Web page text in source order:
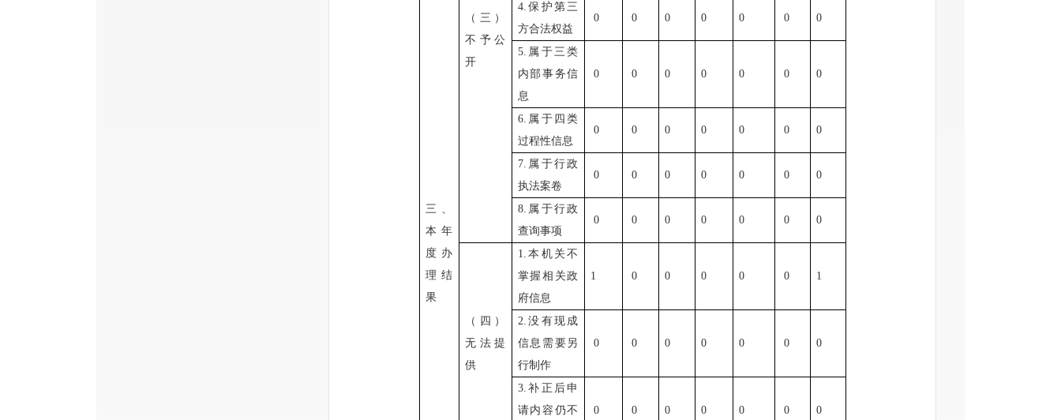
三、
本年
度办
理结
果
（三）
不予公
开
4. 保护第三
方合法权益
0 0 0 0 0 0 0
5. 属于三类
内部事务信
息
0 0 0 0 0 0 0
6. 属于四类
过程性信息
0 0 0 0 0 0 0
7. 属于行政
执法案卷
0 0 0 0 0 0 0
8. 属于行政
查询事项
0 0 0 0 0 0 0
（四）
无法提
供
1. 本机关不
掌握相关政
府信息
1 0 0 0 0 0 1
2. 没有现成
信息需要另
行制作
0 0 0 0 0 0 0
3. 补正后申
请内容仍不
0 0 0 0 0 0 0